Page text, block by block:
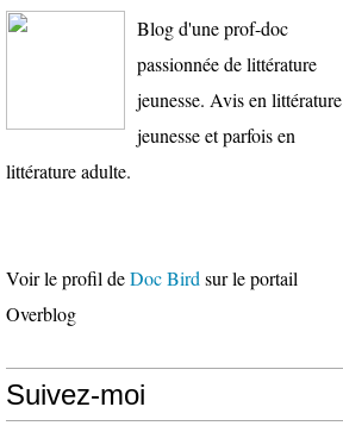
Blog d'une prof-doc
passionnée de littérature
jeunesse. Avis en littérature
jeunesse et parfois en
littérature adulte.
Voir le profil deDoc Bird sur le portail
Overblog
Suivez-moi